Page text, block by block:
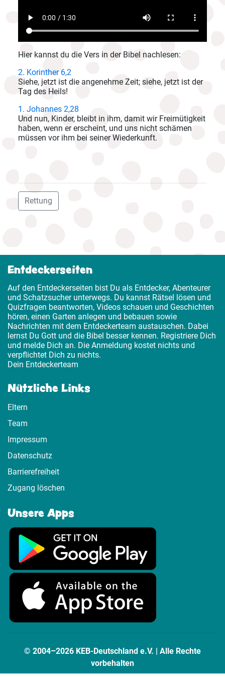
Hier kannst du die Vers in der Bibel nachlesen:
2. Korinther 6,2
Siehe, jetzt ist die angenehme Zeit; siehe, jetzt ist der
Tag des Heils!
1. Johannes 2,28
Und nun, Kinder, bleibt in ihm, damit wir Freimütigkeit
haben, wenn er erscheint, und uns nicht schämen
müssen vor ihm bei seiner Wiederkunft.
Rettung
Entdeckerseiten
Auf den Entdeckerseiten bist Du als Entdecker, Abenteurer
und Schatzsucher unterwegs. Du kannst Rätsel lösen und
Quizfragen beantworten, Videos schauen und Geschichten
hören, einen Garten anlegen und bebauen sowie
Nachrichten mit dem Entdeckerteam austauschen. Dabei
lernst Du Gott und die Bibel besser kennen. Registriere Dich
und melde Dich an. Die Anmeldung kostet nichts und
verpflichtet Dich zu nichts.
Dein Entdeckerteam
Nützliche Links
Eltern
Team
Impressum
Datenschutz
Barrierefreiheit
Zugang löschen
Unsere Apps
© 2004–2026 KEB-Deutschland e.V. | Alle Rechte
vorbehalten